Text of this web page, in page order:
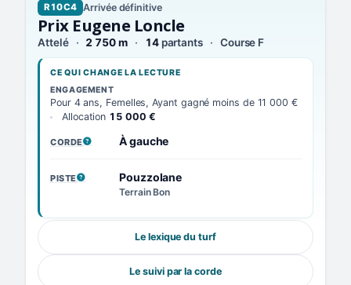
R10C4 Arrivée définitive
Prix Eugene Loncle
Attelé 2 750 m 14partants Course F
CE QUI CHANGE LA LECTURE
ENGAGEMENT
Pour 4 ans, Femelles, Ayant gagné moins de 11 000 €
Allocation 15 000 €
CORDE
, VOIR LA DÉFINITION
À gauche
PISTE
, VOIR LA DÉFINITIONPouzzolane
Terrain Bon
Le lexique du turf
Le suivi par la corde